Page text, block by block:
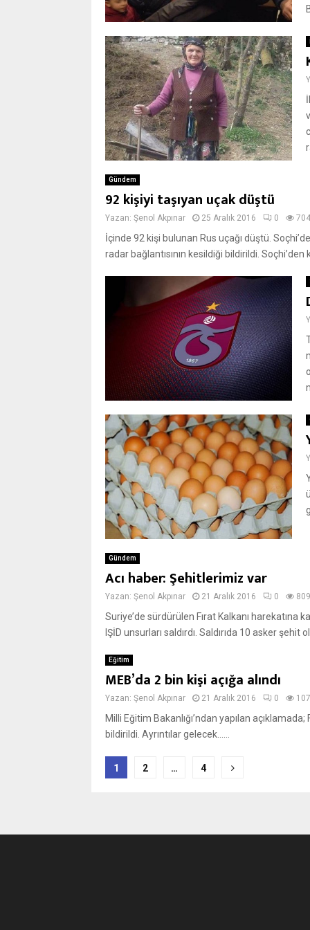
Gündem
92 kişiyi taşıyan uçak düştü
Yazan: Şenol Akpınar 25 Aralık 2016 0 704
İçinde 92 kişi bulunan Rus uçağı düştü.
radar bağlantısının kesildiği bildirildi. Soçhi’den
Gündem
Acı haber: Şehitlerimiz var
Yazan: Şenol Akpınar 21 Aralık 2016 0 809
Suriye’de sürdürülen Fırat Kalkanı
IŞİD unsurları saldırdı. Saldırıda 10 asker şehit
Eğitim
MEB’da 2 bin kişi açığa alındı
Yazan: Şenol Akpınar 21 Aralık 2016 0
Milli Eğitim Bakanlığı’ndan yapılan
bildirildi. Ayrıntılar gelecek…...
Yazı
1 2 … 4